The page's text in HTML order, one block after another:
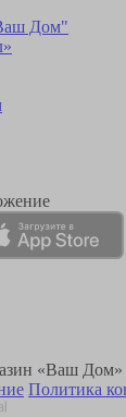
Дом"
«Ваш Дом»
Политика